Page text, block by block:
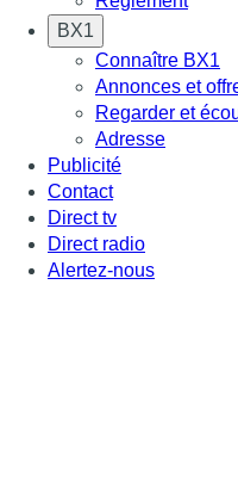
BX1
Connaître BX1
Annonces et
Regarder et
Adresse
Publicité
Contact
Direct tv
Direct radio
Alertez-nous